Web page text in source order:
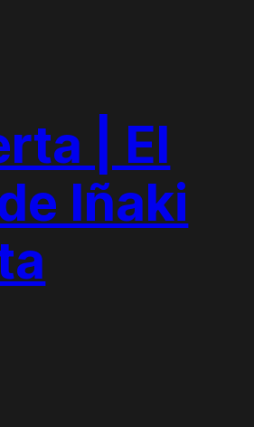
| El
Iñaki